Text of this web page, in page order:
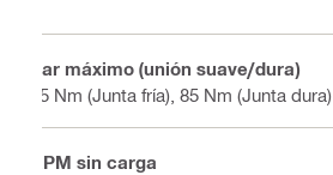
Par máximo (unión suave/dura)
65 Nm (Junta fría), 85 Nm (Junta dura)
RPM sin carga